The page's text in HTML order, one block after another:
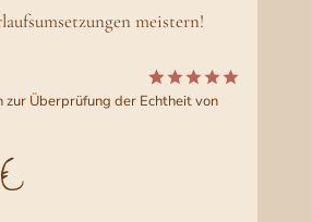
meistern!
Bewertet
6
zur Überprüfung der Echtheit von
€